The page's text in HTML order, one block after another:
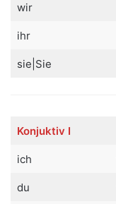
wir
ihr
sie|Sie
Konjuktiv I
ich
du